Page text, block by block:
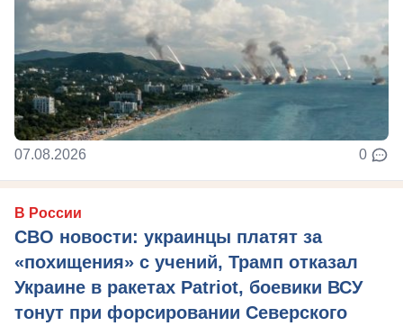
07.08.2026 0
В России
СВО новости: украинцы платят за
«похищения» с учений, Трамп отказал
Украине в ракетах Patriot, боевики ВСУ
тонут при форсировании Северского